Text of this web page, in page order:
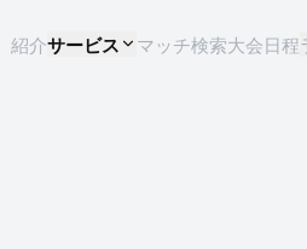
紹介サービス マッチ検索大会日程